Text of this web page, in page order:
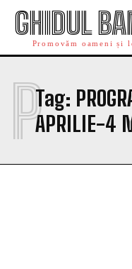
GHIDUL
Promovăm oameni și
Tag:
APRILIE-4
P